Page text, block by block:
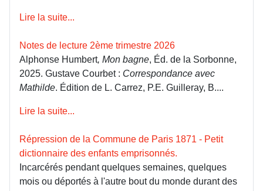
Lire la suite...
Notes de lecture 2ème trimestre 2026
Alphonse Humbert, Mon bagne, Éd. de la Sorbonne,
2025. Gustave Courbet : Correspondance avec
Mathilde. Édition de L. Carrez, P.E. Guilleray, B....
Lire la suite...
Répression de la Commune de Paris 1871 - Petit
dictionnaire des enfants emprisonnés.
Incarcérés pendant quelques semaines, quelques
mois ou déportés à l'autre bout du monde durant des